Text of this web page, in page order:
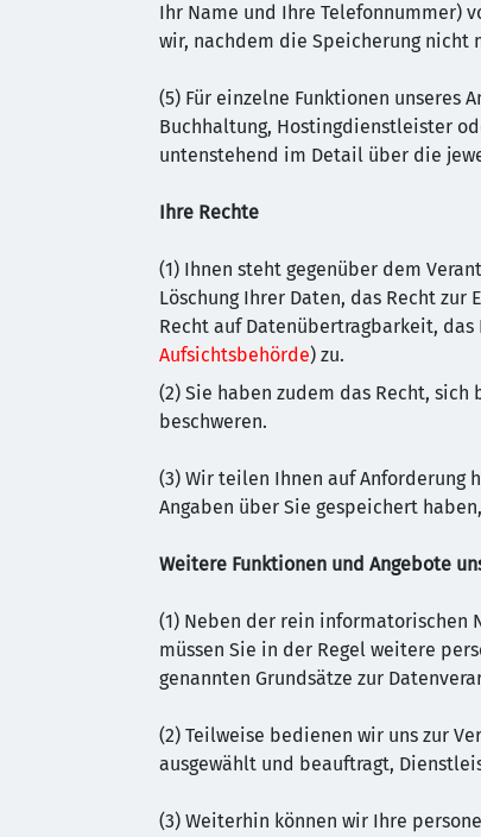
Ihr Name und Ihre Telefonnummer)
wir, nachdem die Speicherung nicht
(5) Für einzelne Funktionen unseres
Buchhaltung, Hostingdienstleister
untenstehend im Detail über die
Ihre Rechte
(1) Ihnen steht gegenüber dem
Löschung Ihrer Daten, das Recht
Recht auf Datenübertragbarkeit,
Aufsichtsbehörde) zu.
(2) Sie haben zudem das Recht,
beschweren.
(3) Wir teilen Ihnen auf Anforderung
Angaben über Sie gespeichert
Weitere Funktionen und Angebote
(1) Neben der rein informatorischen
müssen Sie in der Regel weitere
genannten Grundsätze zur
(2) Teilweise bedienen wir uns zur
ausgewählt und beauftragt,
(3) Weiterhin können wir Ihre